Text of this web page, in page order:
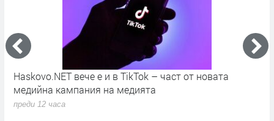
Haskovo.NET вече е и в TikTok – част от новата
медийна кампания на медията
преди 12 часа